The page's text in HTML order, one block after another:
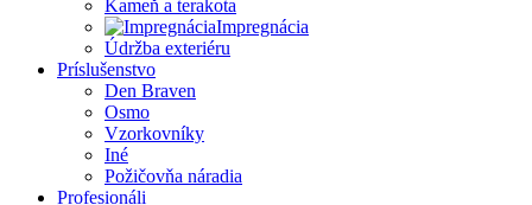
Kameň a terakota
Impregnácia
Údržba exteriéru
Príslušenstvo
Den Braven
Osmo
Vzorkovníky
Iné
Požičovňa náradia
Profesionáli